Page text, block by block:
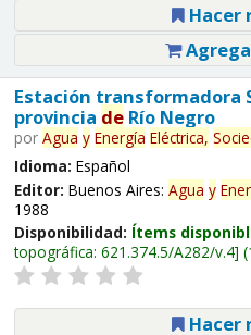
Hacer
Estación transformadora
provincia deRío Negro
por Agua y Energía Eléctrica,
Idioma: Español
Editor: Buenos Aires: Agua y
1988
Disponibilidad: Ítems
topográfica: 621.374.5/A282/v.4
Hacer